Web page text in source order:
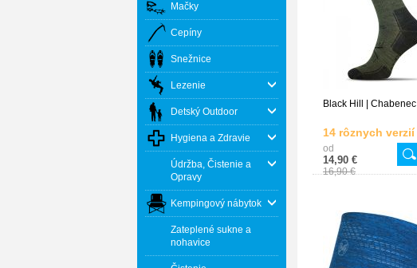
Mačky
Cepíny
Snežnice
Lezenie
Detský Outdoor
Hygiena a Zdravie
Údržba, Čistenie a
Opravy
Kempingový nábytok
Zateplené sukne a
nohavice
Black Hill | Chabenec
14 rôznych verzií
od
14,90 €
16,90 €